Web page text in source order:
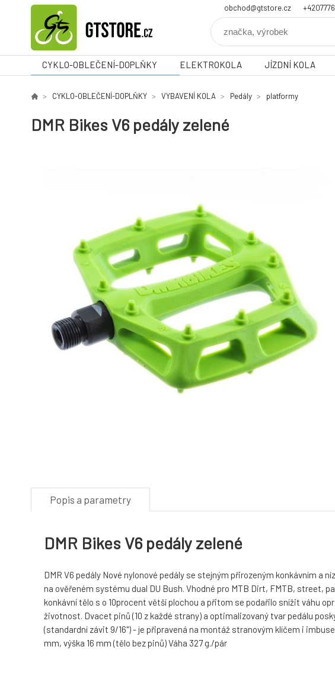
obchod@gtstore.cz
CYKLO-OBLEČENÍ-DOPLŇKY ELEKTROKOLA JÍZDNÍ KOLA
CYKLO-OBLEČENÍ-DOPLŇKY VYBAVENÍ KOLA Pedály platformy
DMR Bikes V6 pedály zelené
Popis a parametry
DMR Bikes V6 pedály zelené
DMR V6 pedály Nové nylonové pedály se stejným přirozeným konkávním a
na ověřeném systému dual DU Bush. Vhodné pro MTB Dirt, FMTB, street,
konkávní tělo s o 10procent větší plochou a přitom se podařilo snížit váhu
životnost. Dvacet pinů (10 z každé strany) a optimalizovaný tvar pedálu
(standardní závit 9/16") - je připravená na montáž stranovým klíčem i
mm, výška 16 mm (tělo bez pinů) Váha 327 g./pár